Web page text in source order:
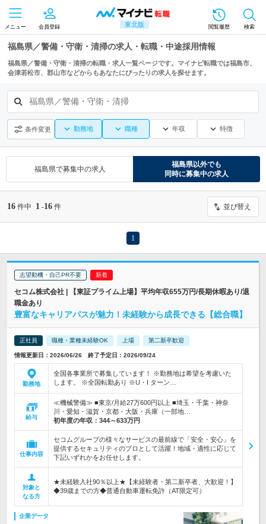
東北版
メニュー 会員登録 閲覧履歴 検索
福島県／警備・守衛・清掃の求人・転職・中途採用情報
福島県／警備・守衛・清掃の転職・求人一覧ページです。マイナビ転職では福島市、
会津若松市、郡山市などからもあなたにぴったりの求人を探せます。
福島県／警備・守衛・清掃
条件変更 勤務地 職種 年収 特徴
福島県で募集中の求人
福島県以外でも
同時に募集中の求人
16 件中 1 -16 件 並び替え
1
志望動機・自己PR不要
セコム株式会社 | 【東証プライム上場】平均年収655万円/長期休暇あり/退
職金あり
豊富なキャリアパスが魅力！未経験から成長できる【総合職】
正社員 職種・業種未経験OK 上場 第二新卒歓迎
情報更新日：2026/06/26 終了予定日：2026/09/24
勤務地
全国各事業所で募集しています！ ※勤務地は希望を考慮いた
します。 ※全国転勤あり ※U・I ターン…
給与
≪機械警備≫ ■東京/月給27万600円以上 ■埼玉・千葉・神奈
川・愛知・滋賀・京都・大阪・兵庫（一部地…
初年度の年収： 344～633万円
仕事内容
セコムグループの様々なサービスの最前線で「安全・安心」を
提供するセキュリティのプロとして活躍！地域・適性に応じて
下記いずれかをお任せします。
対象と
なる方
★未経験入社90％以上★【未経験者・第二新卒者、大歓迎！】
◆39歳までの方◆普通自動車運転免許（AT限定可）
企業データ